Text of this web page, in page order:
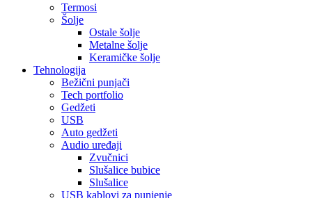
Termosi
Šolje
Ostale šolje
Metalne šolje
Keramičke šolje
Tehnologija
Bežični punjači
Tech portfolio
Gedžeti
USB
Auto gedžeti
Audio uređaji
Zvučnici
Slušalice bubice
Slušalice
USB kablovi za punjenje